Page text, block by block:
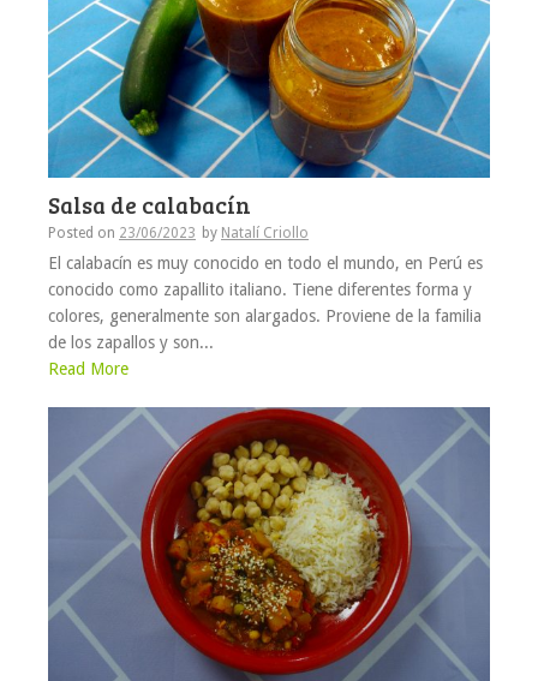
Salsa de calabacín
Posted on 23/06/2023 by Natalí Criollo
El calabacín es muy conocido en todo el mundo, en Perú es
conocido como zapallito italiano. Tiene diferentes forma y
colores, generalmente son alargados. Proviene de la familia
de los zapallos y son...
Read More